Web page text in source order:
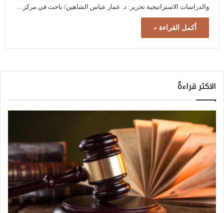
والدراسات الاستراتيجية تحرير: د. عمار عباس الشاهين/ باحث في مركز…
أكمل القراءة »
الاكثر قراءةً